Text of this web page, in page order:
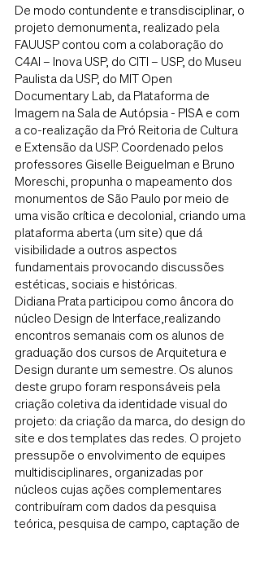
De modo contundente e transdisciplinar, o
projeto demonumenta, realizado pela
FAUUSP contou com a colaboração do
C4AI – Inova USP, do CITI – USP, do Museu
Paulista da USP, do MIT Open
Documentary Lab, da Plataforma de
Imagem na Sala de Autópsia - PISA e com
a co-realização da Pró Reitoria de Cultura
e Extensão da USP. Coordenado pelos
professores Giselle Beiguelman e Bruno
Moreschi, propunha o mapeamento dos
monumentos de São Paulo por meio de
uma visão crítica e decolonial, criando uma
plataforma aberta (um site) que dá
visibilidade a outros aspectos
fundamentais provocando discussões
estéticas, sociais e históricas.
Didiana Prata participou como âncora do
núcleo Design de Interface,realizando
encontros semanais com os alunos de
graduação dos cursos de Arquitetura e
Design durante um semestre. Os alunos
deste grupo foram responsáveis pela
criação coletiva da identidade visual do
projeto: da criação da marca, do design do
site e dos templates das redes. O projeto
pressupõe o envolvimento de equipes
multidisciplinares, organizadas por
núcleos cujas ações complementares
contribuíram com dados da pesquisa
teórica, pesquisa de campo, captação de